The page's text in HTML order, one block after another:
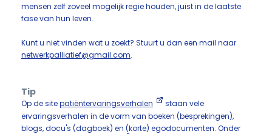
mensen zelf zoveel mogelijk regie houden, juist in de laatste
fase van hun leven.
Kunt u niet vinden wat u zoekt? Stuurt u dan een mail naar
netwerkpalliatief@gmail.com.
Tip
Op de sitepatiëntervaringsverhalen
staan vele
ervaringsverhalen in de vorm van boeken (besprekingen),
blogs, docu's (dagboek) en (korte) egodocumenten. Onder